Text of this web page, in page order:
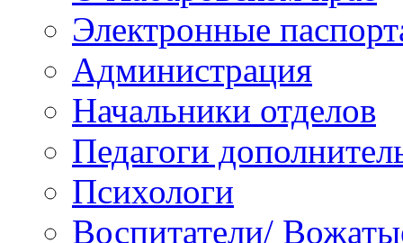
Электронные
Администрация
Начальники отделов
Педагоги
Психологи
Воспитатели/